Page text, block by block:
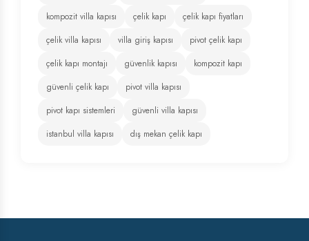
kompozit villa kapısı
çelik kapı
çelik kapı fiyatları
çelik villa kapısı
villa giriş kapısı
pivot çelik kapı
çelik kapı montajı
güvenlik kapısı
kompozit kapı
güvenli çelik kapı
pivot villa kapısı
pivot kapı sistemleri
güvenli villa kapısı
istanbul villa kapısı
dış mekan çelik kapı